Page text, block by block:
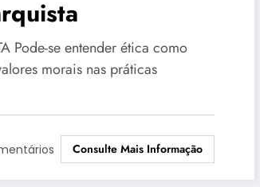
Pode-se entender ética como
morais nas práticas
Consulte Mais Informação